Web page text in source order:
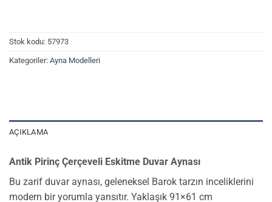
Stok kodu: 57973
Kategoriler: Ayna Modelleri
AÇIKLAMA
Antik Pirinç Çerçeveli Eskitme Duvar Aynası
Bu zarif duvar aynası, geleneksel Barok tarzın inceliklerini
modern bir yorumla yansıtır. Yaklaşık 91×61 cm